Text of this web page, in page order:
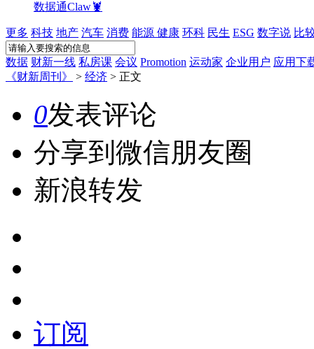
数据通Claw🦞
更多 科技 地产 汽车 消费 能源 健康 环科 民生 ESG 数字说 比
数据 财新一线 私房课 会议 Promotion 运动家 企业用户 应用下
《财新周刊》
> 经济 > 正文
0发表评论
分享到微信朋友圈
新浪转发
订阅